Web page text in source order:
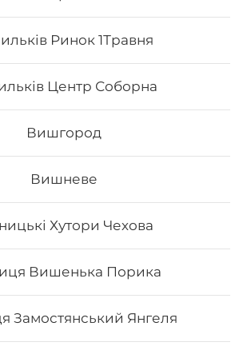
Ринок 1Травня
Центр Соборна
Вишгород
Вишневе
Хутори Чехова
Вишенька Порика
Замостянський Янгеля
від Osama sushi в
районі Києва: вул. Празька.
японської кухні
та смаковими якостями страв,
та екзотичністю. Авторські суші
всі люди, незалежно від віку,
виготовлення ролів
рис та риба. Додавання інших